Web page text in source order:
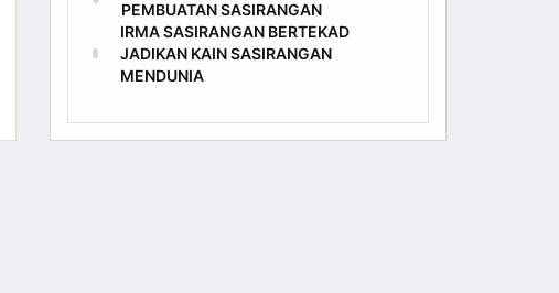
PEMBUATAN SASIRANGAN
IRMA SASIRANGAN BERTEKAD
JADIKAN KAIN SASIRANGAN
MENDUNIA